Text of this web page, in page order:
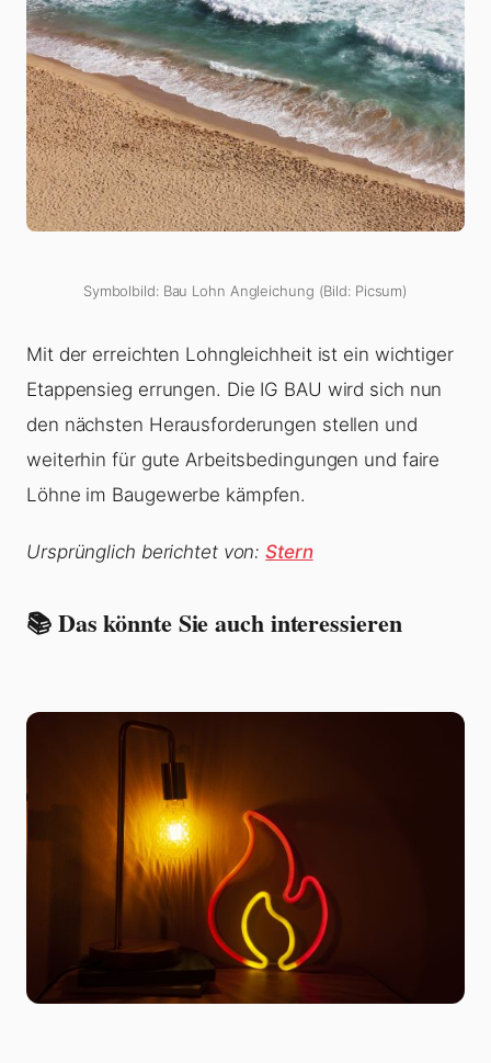
Symbolbild: Bau Lohn Angleichung (Bild: Picsum)
Mit der erreichten Lohngleichheit ist ein wichtiger
Etappensieg errungen. Die IG BAU wird sich nun
den nächsten Herausforderungen stellen und
weiterhin für gute Arbeitsbedingungen und faire
Löhne im Baugewerbe kämpfen.
Ursprünglich berichtet von:Stern
📚 Das könnte Sie auch interessieren